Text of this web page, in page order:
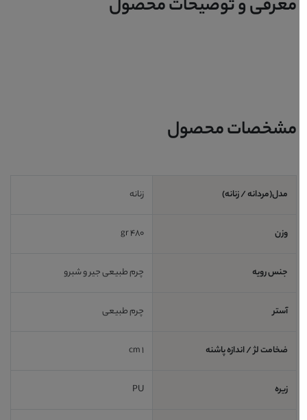
معرفی و توضیحات محصول
مشخصات محصول
مدل(مردانه / زنانه) زنانه
وزن 480 gr
جنس رویه چرم طبیعی جیر و شبرو
آستر چرم طبیعی
ضخامت لژ / اندازه پاشنه
زیره PU